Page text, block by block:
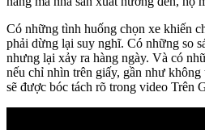
Có những tình huống chọn xe khiến
phải dừng lại suy nghĩ. Có những so
nhưng lại xảy ra hàng ngày. Và có
nếu chỉ nhìn trên giấy, gần như
sẽ được bóc tách rõ trong video Trên